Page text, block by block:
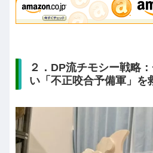
２．DP流チモシー戦略
い「不正咬合予備軍」を